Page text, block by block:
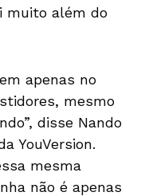
muito além do
apenas no
mesmo
disse Nando
YouVersion.
mesma
não é apenas